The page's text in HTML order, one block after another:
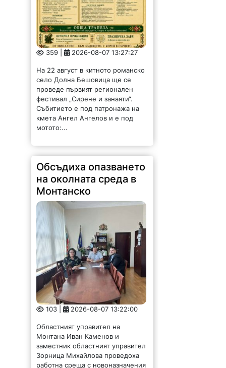
359 | 2026-08-07 13:27:27
На 22 август в китното романско
село Долна Бешовица ще се
проведе първият регионален
фестивал „Сирене и занаяти“.
Събитието е под патронажа на
кмета Ангел Ангелов и е под
мотото:...
Обсъдиха опазването
на околната среда в
Монтанско
103 | 2026-08-07 13:22:00
Областният управител на
Монтана Иван Каменов и
заместник областният управител
Зорница Михайлова проведоха
работна среща с новоназначения